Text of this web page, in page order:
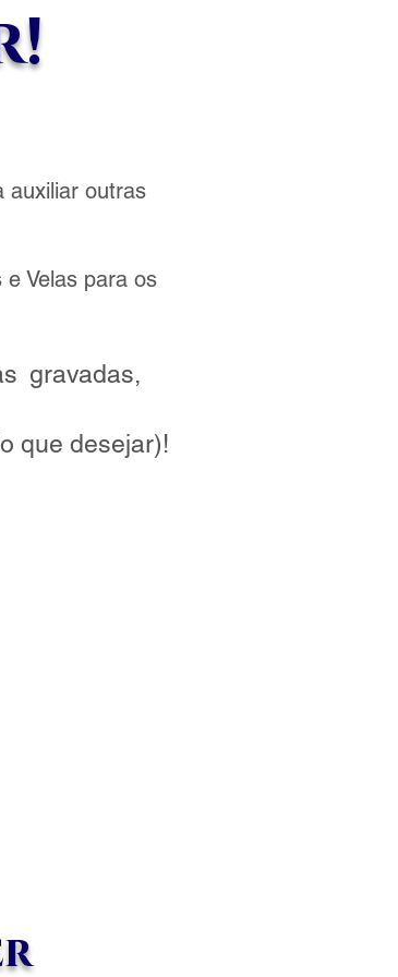
auxiliar outras
Velas para os
gravadas,
que desejar)!